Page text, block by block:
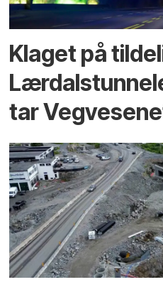
Klaget på
tar